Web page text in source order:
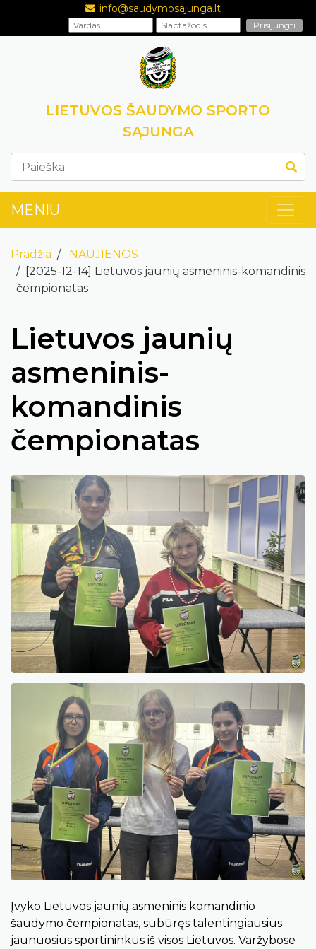
info@saudymosajunga.lt
LIETUVOS ŠAUDYMO SPORTO
SĄJUNGA
MENIU
Pradžia
NAUJIENOS
[2025-12-14] Lietuvos jaunių asmeninis-komandinis
čempionatas
Lietuvos jaunių
asmeninis-
komandinis
čempionatas
Įvyko Lietuvos jaunių asmeninis komandinio
šaudymo čempionatas, subūręs talentingiausius
jaunuosius sportininkus iš visos Lietuvos. Varžybose